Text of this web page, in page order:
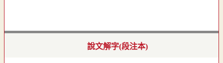
說文解字(段注本)